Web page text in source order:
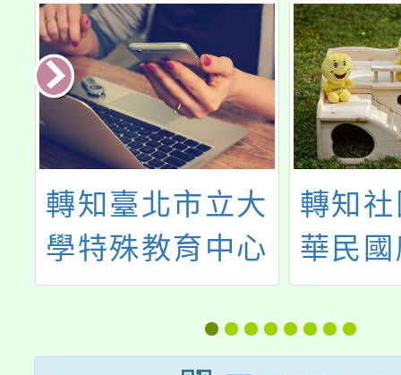
轉知臺北市立大
學特殊教育中心
113學年度第2學
期特殊教育諮詢
轉知
華民
管理
「